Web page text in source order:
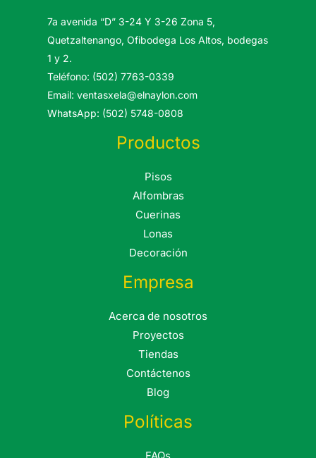
7a avenida “D” 3-24 Y 3-26 Zona 5,
Quetzaltenango, Ofibodega Los Altos, bodegas
1 y 2.
Teléfono: (502) 7763-0339
Email: ventasxela@elnaylon.com
WhatsApp: (502) 5748-0808
Productos
Pisos
Alfombras
Cuerinas
Lonas
Decoración
Empresa
Acerca de nosotros
Proyectos
Tiendas
Contáctenos
Blog
Políticas